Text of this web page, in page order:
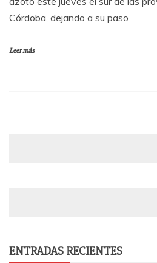
Córdoba, dejando a su paso
Leer más
ENTRADAS RECIENTES